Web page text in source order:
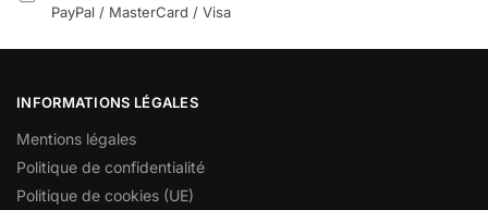
PayPal / MasterCard / Visa
INFORMATIONS LÉGALES
Mentions légales
Politique de confidentialité
Politique de cookies (UE)